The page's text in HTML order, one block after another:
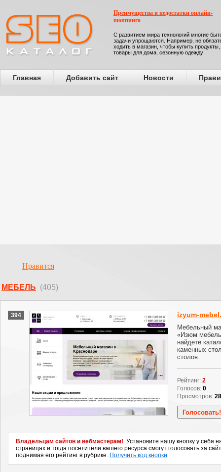
Преимущества и недостатки онлайн-
шоппинга
С развитием мира технологий многие
задачи упрощаются. Например, не
ходить в магазин, чтобы купить продукты,
товары для дома, сезонную одежду
Главная Добавить сайт Новости
Нравится
МЕБЕЛЬ (405)
394 izyum-
Мебельный
«Изюм
найдете
каменных
столов.
Рейтинг: 2
Голосов: 0
Просмотров:
Владельцам сайтов и вебмастерам! Установите нашу кнопку у себя
страницах и тогда посетители вашего ресурса смогут голосовать за
поднимая его рейтинг в рубрике. Получить код кнопки